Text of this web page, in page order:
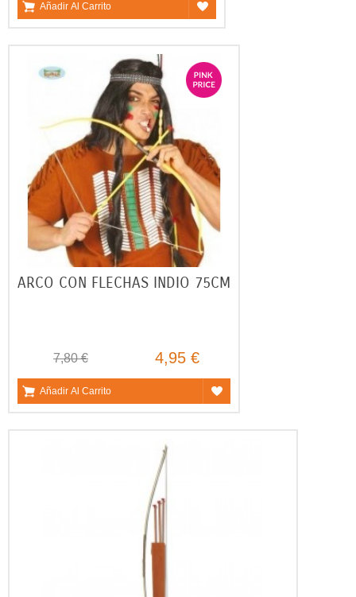
Añadir Al Carrito
ARCO CON FLECHAS INDIO 75CM
7,80 € 4,95 €
Añadir Al Carrito